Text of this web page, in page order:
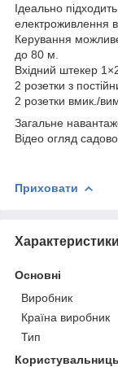
Ідеально
електроживлення в
Керування
до 80 м.
Вхідний штекер
2 розетки з
2 розетки вмик./
Загальне
Відео огляд
Приховати
Характеристики
Основні
Виробник
Країна виробник
Тип